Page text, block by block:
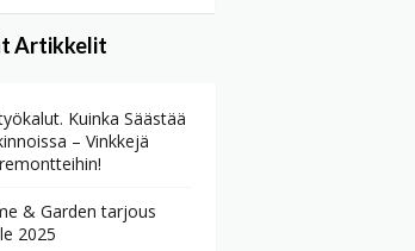
Artikkelit
Kuinka Säästää
– Vinkkejä
& Garden tarjous
2025